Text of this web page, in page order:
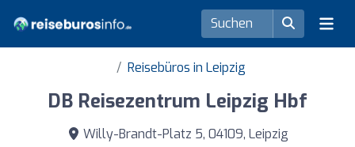
Reisebüros in Leipzig
DB Reisezentrum Leipzig Hbf
Willy-Brandt-Platz 5, 04109, Leipzig